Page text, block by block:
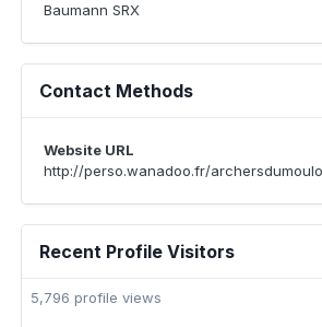
Baumann SRX
Contact Methods
Website URL
http://perso.wanadoo.fr/
Recent Profile Visitors
5,796 profile views